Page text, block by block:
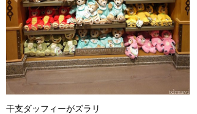
干支ダッフィーがズラリ